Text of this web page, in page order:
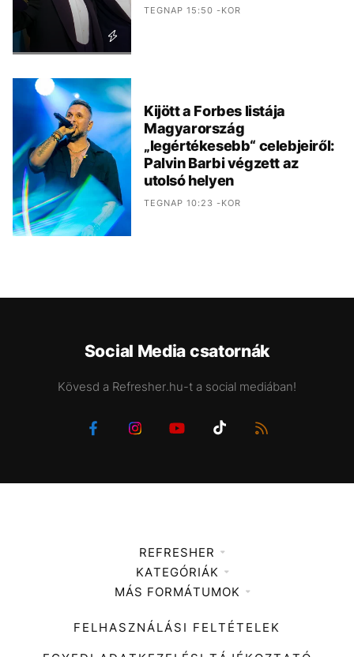
TEGNAP 15:50 -KOR
Kijött a Forbes listája
Magyarország
„legértékesebb“ celebjeiről:
Palvin Barbi végzett az
utolsó helyen
TEGNAP 10:23 -KOR
Social Media csatornák
Kövesd a Refresher.hu-t a social mediában!
REFRESHER
Médiaajánlat
KATEGÓRIÁK
Zene
Divat
Kultúra
MÁS FORMÁTUMOK
FELHASZNÁLÁSI FELTÉTELEK